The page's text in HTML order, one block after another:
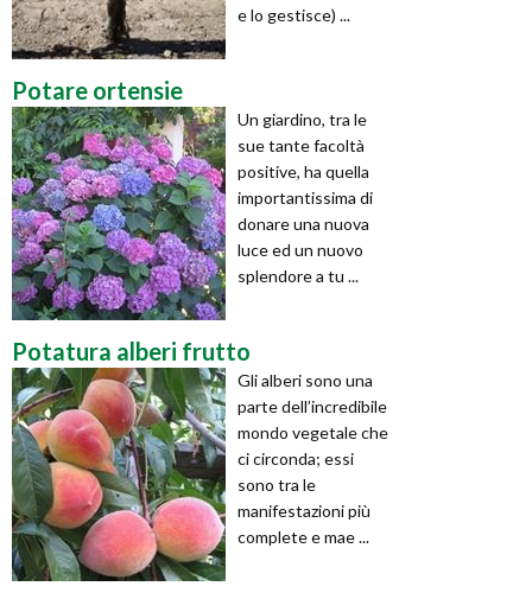
e lo gestisce) ...
Potare ortensie
Un giardino, tra le
sue tante facoltà
positive, ha quella
importantissima di
donare una nuova
luce ed un nuovo
splendore a tu ...
Potatura alberi frutto
Gli alberi sono una
parte dell’incredibile
mondo vegetale che
ci circonda; essi
sono tra le
manifestazioni più
complete e mae ...